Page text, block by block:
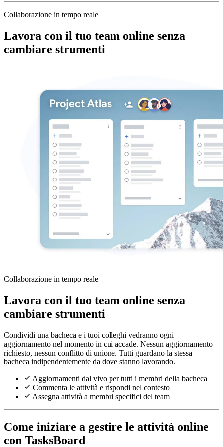
Collaborazione in tempo reale
Lavora con il tuo team online senza
cambiare strumenti
Collaborazione in tempo reale
Lavora con il tuo team online senza
cambiare strumenti
Condividi una bacheca e i tuoi colleghi vedranno ogni
aggiornamento nel momento in cui accade. Nessun aggiornamento
richiesto, nessun conflitto di unione. Tutti guardano la stessa
bacheca indipendentemente da dove stanno lavorando.
Aggiornamenti dal vivo per tutti i membri della bacheca
Commenta le attività e rispondi nel contesto
Assegna attività a membri specifici del team
Come iniziare a gestire le attività online
con TasksBoard